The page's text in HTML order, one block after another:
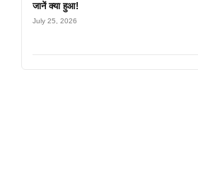
जानें क्या हुआ!
July 25, 2026